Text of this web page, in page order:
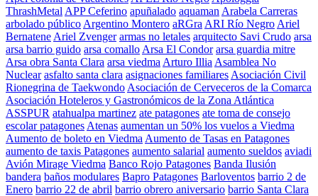
ThrashMetal APP Ceferino apuñalado aquaman Arabela Carreras
arbolado público Argentino Montero aRGra ARI Río Negro Ariel
Bernatene Ariel Zvenger armas no letales arquitecto Savi Crudo arsa
arsa barrio guido arsa comallo Arsa El Condor arsa guardia mitre
Arsa obra Santa Clara arsa viedma Arturo Illia Asamblea No
Nuclear asfalto santa clara asignaciones familiares Asociación Civil
Rionegrina de Taekwondo Asociación de Cerveceros de la Comarca
Asociación Hoteleros y Gastronómicos de la Zona Atlántica
ASSPUR atahualpa martinez ate patagones ate toma de consejo
escolar patagones Atenas aumentan un 50% los vuelos a Viedma
Aumento de boleto en Viedma Aumento de Tasas en Patagones
aumento de taxis Patagones aumento salarial aumento sueldos aviadi
Avión Mirage Viedma Banco Rojo Patagones Banda Ilusión
bandera baños modulares Bapro Patagones Barloventos barrio 2 de
Enero barrio 22 de abril barrio obrero aniversario barrio Santa Clara